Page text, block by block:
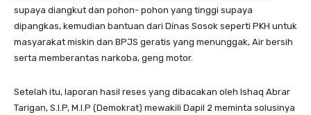
supaya diangkut dan pohon- pohon yang tinggi supaya
dipangkas, kemudian bantuan dari Dinas Sosok seperti PKH untuk
masyarakat miskin dan BPJS geratis yang menunggak, Air bersih
serta memberantas narkoba, geng motor.
Setelah itu, laporan hasil reses yang dibacakan oleh Ishaq Abrar
Tarigan, S.I.P, M.I.P (Demokrat) mewakili Dapil 2 meminta solusinya